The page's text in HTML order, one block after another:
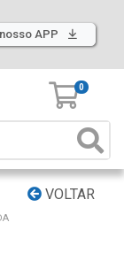
APP
0
VOLTAR